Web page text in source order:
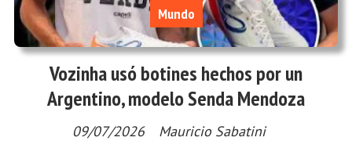
Vozinha usó botines hechos por un
Argentino, modelo Senda Mendoza
Mauricio Sabatini
Mundo
09/07/2026